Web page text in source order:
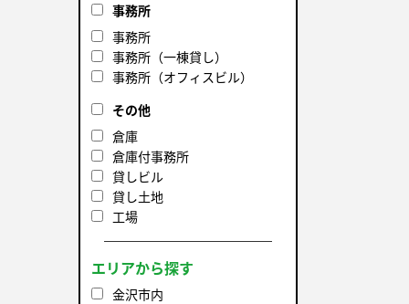
事務所
事務所
事務所（一棟貸し）
事務所（オフィスビル）
その他
倉庫
倉庫付事務所
貸しビル
貸し土地
工場
エリアから探す
金沢市内